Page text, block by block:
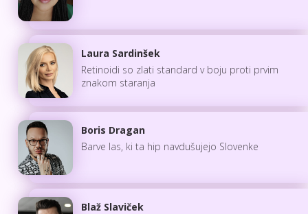
Laura Sardinšek
Retinoidi so zlati standard v boju proti prvim
znakom staranja
Boris Dragan
Barve las, ki ta hip navdušujejo Slovenke
Blaž Slaviček